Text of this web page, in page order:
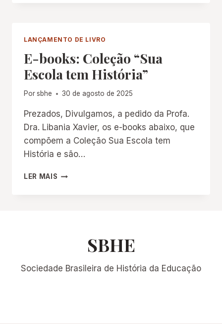
EDUCAÇÃO:
INSCRIÇÕES
PRORROGADAS
30/12/25
LANÇAMENTO DE LIVRO
E-books: Coleção “Sua
Escola tem História”
Porsbhe 30 de agosto de 2025
Prezados, Divulgamos, a pedido da Profa.
Dra. Libania Xavier, os e-books abaixo, que
compõem a Coleção Sua Escola tem
História e são…
LER MAIS E-
SBHE
Sociedade Brasileira de História da Educação